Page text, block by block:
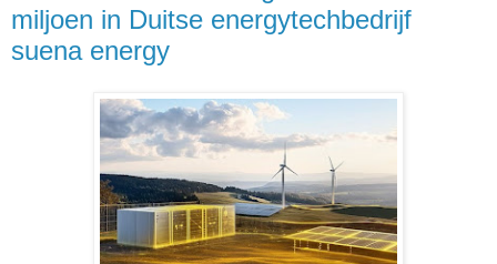
miljoen in Duitse energytechbedrijf
suena energy